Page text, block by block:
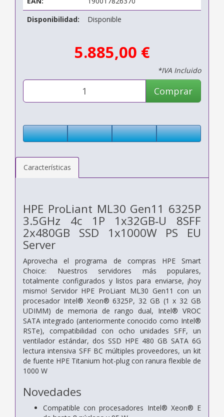
Disponibilidad:
Disponible
5.885,00 €
*IVA Incluido
Comprar
Características
HPE ProLiant ML30 Gen11 6325P
3.5GHz 4c 1P 1x32GB‑U 8SFF
2x480GB SSD 1x1000W PS EU
Server
Aprovecha el programa de compras HPE Smart
Choice: Nuestros servidores más populares,
totalmente configurados y listos para enviarse, ¡hoy
mismo! Servidor HPE ProLiant ML30 Gen11 con un
procesador Intel® Xeon® 6325P, 32 GB (1 x 32 GB
UDIMM) de memoria de rango dual, Intel® VROC
SATA integrado (anteriormente conocido como Intel®
RSTe), compatibilidad con ocho unidades SFF, un
ventilador estándar, dos SSD HPE 480 GB SATA 6G
lectura intensiva SFF BC múltiples proveedores, un kit
de fuente HPE Titanium hot-plug con ranura flexible de
1000 W
Novedades
Compatible con procesadores Intel® Xeon® E